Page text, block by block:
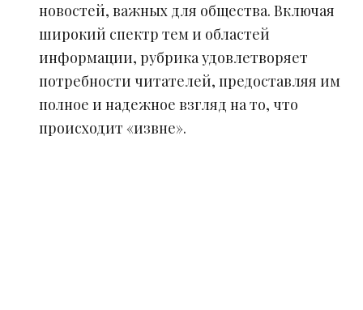
новостей, важных для общества. Включая
широкий спектр тем и областей
информации, рубрика удовлетворяет
потребности читателей, предоставляя им
полное и надежное взгляд на то, что
происходит «извне».